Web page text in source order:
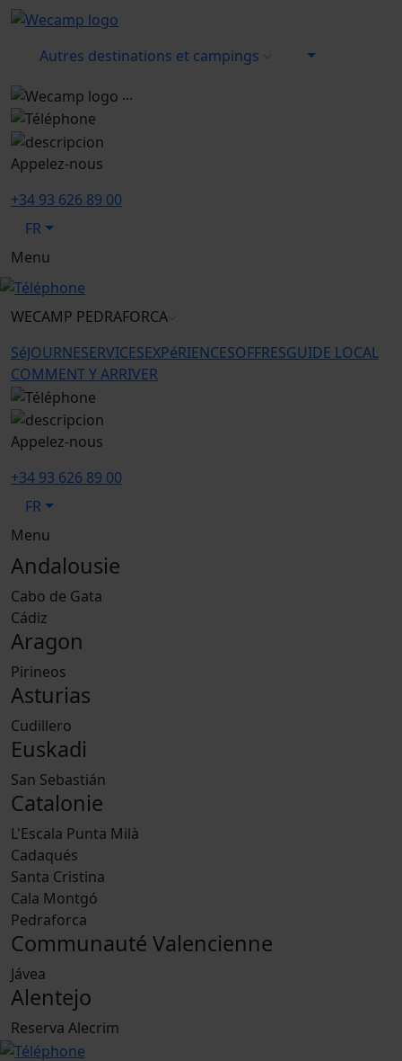
Autres destinations et campings
...
Appelez-nous
+34 93 626 89 00
FR
Menu
WECAMP PEDRAFORCA
SéJOURNESERVICESEXPéRIENCESOFFRESGUIDE LOCAL
COMMENT Y ARRIVER
Appelez-nous
+34 93 626 89 00
FR
Menu
Andalousie
Cabo de Gata
Cádiz
Aragon
Pirineos
Asturias
Cudillero
Euskadi
San Sebastián
Catalonie
L'Escala Punta Milà
Cadaqués
Santa Cristina
Cala Montgó
Pedraforca
Communauté Valencienne
Jávea
Alentejo
Reserva Alecrim